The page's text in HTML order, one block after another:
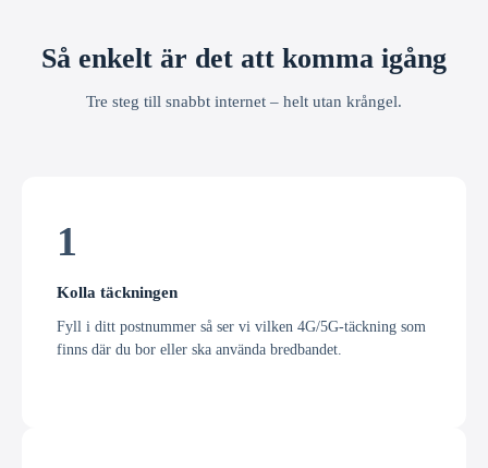
Så enkelt är det att komma igång
Tre steg till snabbt internet – helt utan krångel.
1
Kolla täckningen
Fyll i ditt postnummer så ser vi vilken 4G/5G-täckning som
finns där du bor eller ska använda bredbandet.